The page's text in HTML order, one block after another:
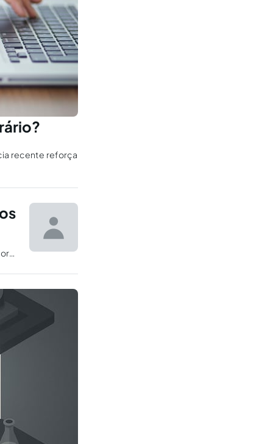
recente reforça